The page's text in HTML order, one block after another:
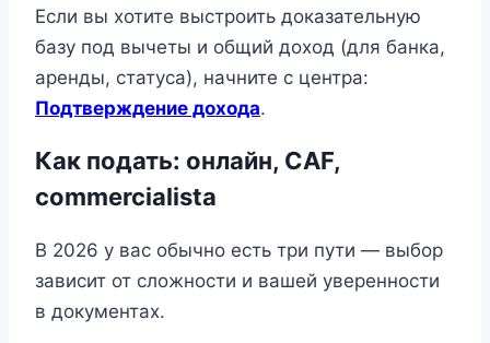
Если вы хотите выстроить доказательную
базу под вычеты и общий доход (для банка,
аренды, статуса), начните с центра:
Подтверждение дохода.
Как подать: онлайн, CAF,
commercialista
В 2026 у вас обычно есть три пути — выбор
зависит от сложности и вашей уверенности
в документах.